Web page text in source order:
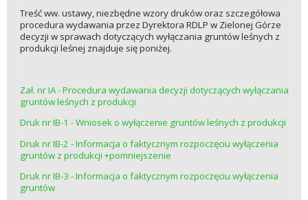
Treść ww. ustawy, niezbędne wzory druków oraz szczegółowa
procedura wydawania przez Dyrektora RDLP w Zielonej Górze
decyzji w sprawach dotyczących wyłączania gruntów leśnych z
produkcji leśnej znajduje się poniżej.
Zał. nr IA - Procedura wydawania decyzji dotyczących wyłączania
gruntów leśnych z produkcji
Druk nr IB-1 - Wniosek o wyłączenie gruntów leśnych z produkcji
Druk nr IB-2 - Informacja o faktycznym rozpoczęciu wyłączenia
gruntów z produkcji +pomniejszenie
Druk nr IB-3 - Informacja o faktycznym rozpoczęciu wyłączenia
gruntów